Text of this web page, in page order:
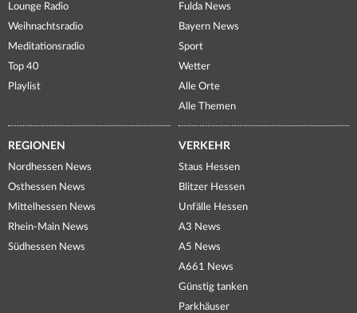
Lounge Radio
Weihnachtsradio
Meditationsradio
Top 40
Playlist
Fulda News
Bayern News
Sport
Wetter
Alle Orte
Alle Themen
REGIONEN
Nordhessen News
Osthessen News
Mittelhessen News
Rhein-Main News
Südhessen News
VERKEHR
Staus Hessen
Blitzer Hessen
Unfälle Hessen
A3 News
A5 News
A661 News
Günstig tanken
Parkhäuser